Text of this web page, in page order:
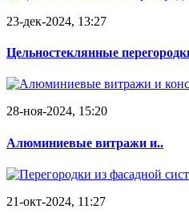
23-дек-2024, 13:27
Цельностеклянные
28-ноя-2024, 15:20
Алюминиевые витражи и..
21-окт-2024, 11:27